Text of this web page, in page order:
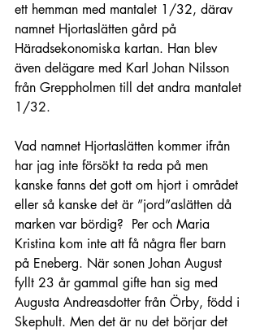
ett hemman med mantalet 1/32, därav
namnet Hjortaslätten gård på
Häradsekonomiska kartan. Han blev
även delägare med Karl Johan Nilsson
från Greppholmen till det andra mantalet
1/32.
Vad namnet Hjortaslätten kommer ifrån
har jag inte försökt ta reda på men
kanske fanns det gott om hjort i området
eller så kanske det är ”jord”aslätten då
marken var bördig?  Per och Maria
Kristina kom inte att få några fler barn
på Eneberg. När sonen Johan August
fyllt 23 år gammal gifte han sig med
Augusta Andreasdotter från Örby, född i
Skephult. Men det är nu det börjar det